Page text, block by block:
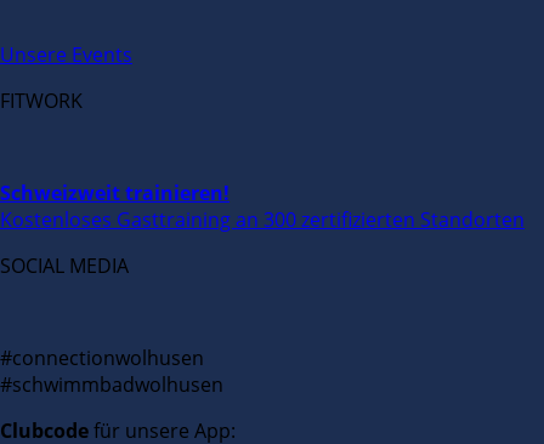
Unsere Events
FITWORK
Schweizweit trainieren!
Kostenloses Gasttraining an 300 zertifizierten Standorten
SOCIAL MEDIA
#connectionwolhusen
#schwimmbadwolhusen
Clubcodefür unsere App: